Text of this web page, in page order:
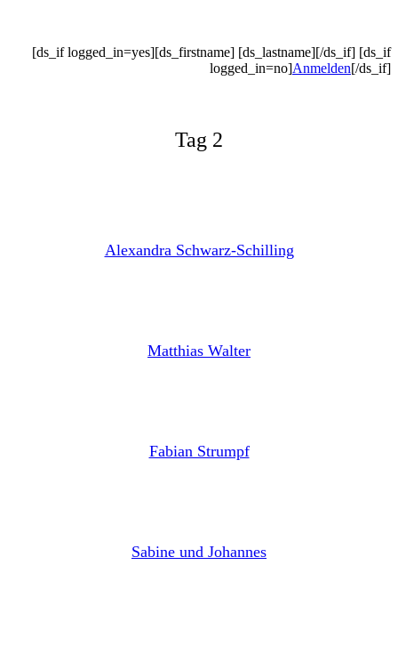
[ds_if logged_in=yes][ds_firstname] [ds_lastname][/ds_if] [ds_if
logged_in=no]Anmelden[/ds_if]
Tag 2
Alexandra Schwarz-Schilling
Matthias Walter
Fabian Strumpf
Sabine und Johannes